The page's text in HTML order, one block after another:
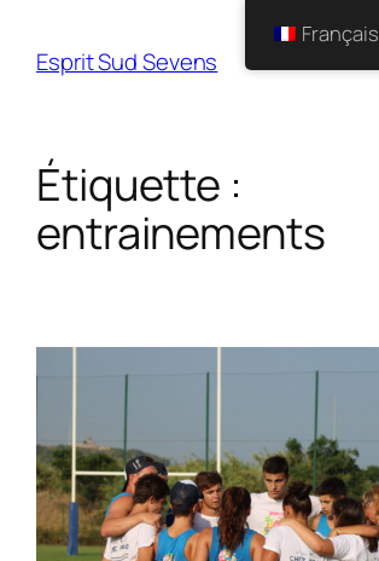
Esprit Sud Sevens
Étiquette :
entrainements
Français